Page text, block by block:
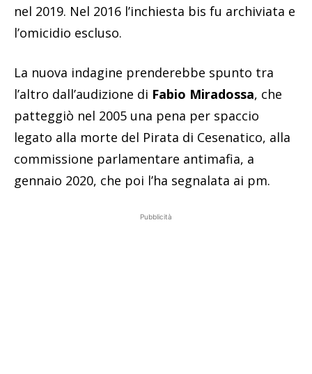
nel 2019. Nel 2016 l’inchiesta bis fu archiviata e
l’omicidio escluso.
La nuova indagine prenderebbe spunto tra
l’altro dall’audizione di Fabio Miradossa, che
patteggiò nel 2005 una pena per spaccio
legato alla morte del Pirata di Cesenatico, alla
commissione parlamentare antimafia, a
gennaio 2020, che poi l’ha segnalata ai pm.
Pubblicità